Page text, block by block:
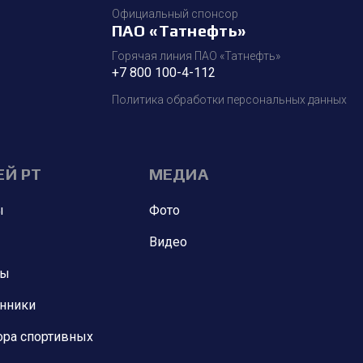
Официальный спонсор
ПАО «Татнефть»
Горячая линия ПАО «Татнефть»
+7 800 100-4-112
Политика обработки персональных данных
РТ
спортивных
МЕДИА
Фото
Видео